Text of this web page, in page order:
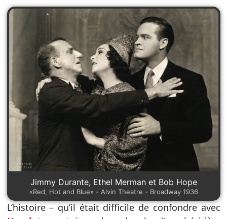
Jimmy Durante, Ethel Merman et Bob Hope
«Red, Hot and Blue» - Alvin Theatre - Broadway 1936
L’histoire – qu’il était difficile de confondre avec